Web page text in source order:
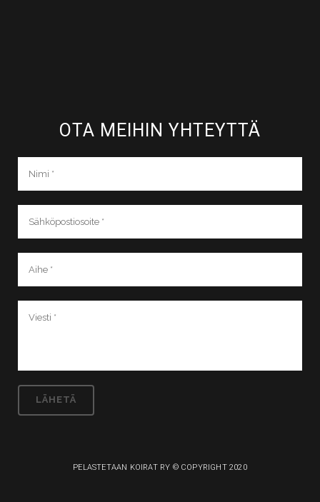
OTA MEIHIN YHTEYTTÄ​
PELASTETAAN KOIRAT RY © COPYRIGHT 2020